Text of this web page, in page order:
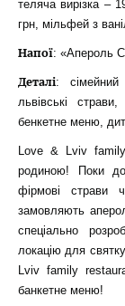
теляча вирізка –
грн, мільфей з
Напої: «Апероль
Деталі: сімейний
львівські
бенкетне меню,
Love & Lviv family
родиною! Поки
фірмові
замовляють
спеціально
локацію для
Lviv family
банкетне меню!